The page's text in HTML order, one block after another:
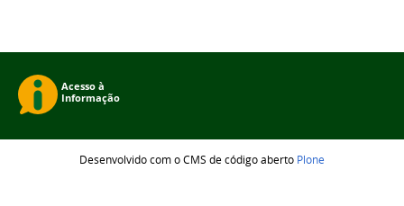
Desenvolvido com o CMS de código aberto Plone